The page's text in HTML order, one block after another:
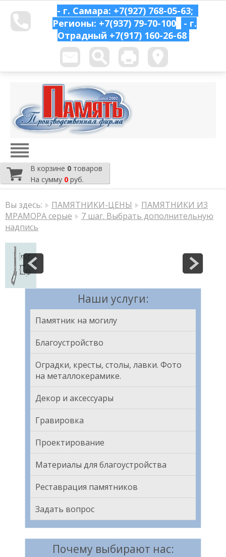
- г. Самара: +7(927) 768-05-63;
Регионы: +7(937) 79-70-100
- г.
Отрадный +7(917) 160-26-68
В корзине 0 товаров
На сумму 0 руб.
Вы здесь: ПАМЯТНИКИ-ЦЕНЫ
ПАМЯТНИКИ ИЗ
МРАМОРА серые
7 шаг. Выбрать дополнительную
надпись
Наши услуги:
Памятник на могилу
Благоустройство
Оградки, кресты, столы, лавки. Фото
на металлокерамике.
Декор и аксессуары
Гравировка
Проектирование
Материалы для благоустройства
Реставрация памятников
Задать вопрос
Почему выбирают нас: